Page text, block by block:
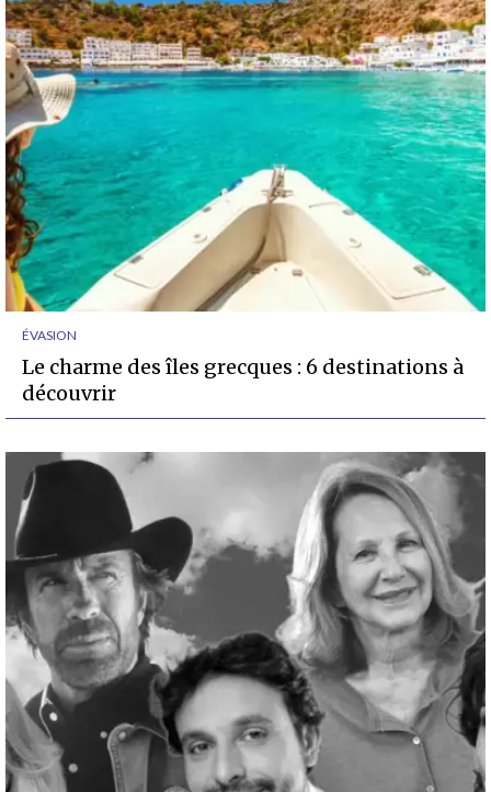
ÉVASION
Le charme des îles grecques : 6 destinations à
découvrir